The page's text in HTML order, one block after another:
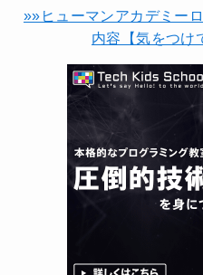
»»ヒューマンアカデミー
内容【気をつけ